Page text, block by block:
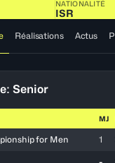
NATIONALITÉ
ISR
Réalisations Actus
Senior
MJ
for Men 1